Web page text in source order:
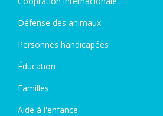
Défense des animaux
Personnes handicapées
Éducation
Familles
Aide à l'enfance